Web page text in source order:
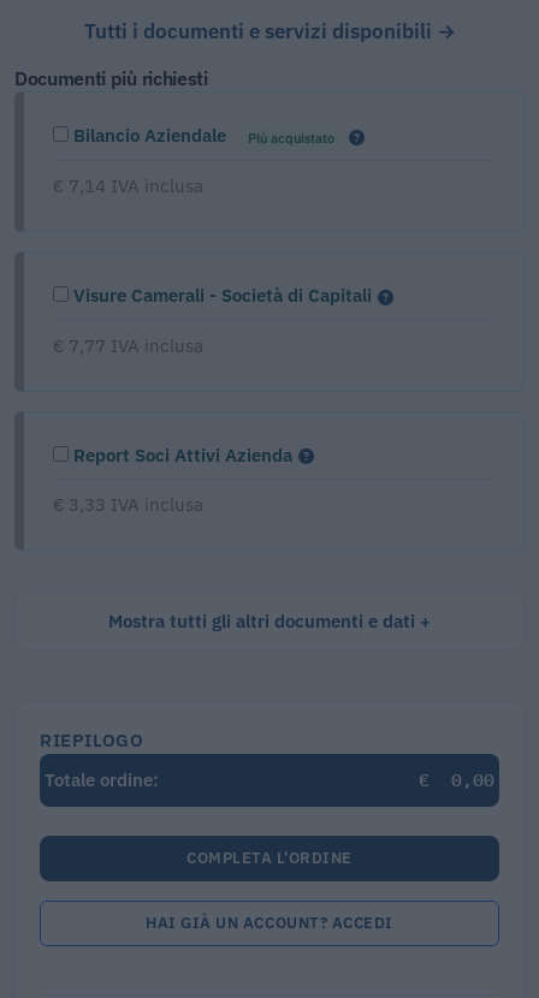
Tutti i documenti e servizi disponibili →
Documenti più richiesti
Bilancio Aziendale Più acquistato
€ 7,14 IVA inclusa
Visure Camerali - Società di Capitali
€ 7,77 IVA inclusa
Report Soci Attivi Azienda
€ 3,33 IVA inclusa
Mostra tutti gli altri documenti e dati
RIEPILOGO
Totale ordine:
€ 0,00
COMPLETA L'ORDINE
HAI GIÀ UN ACCOUNT? ACCEDI